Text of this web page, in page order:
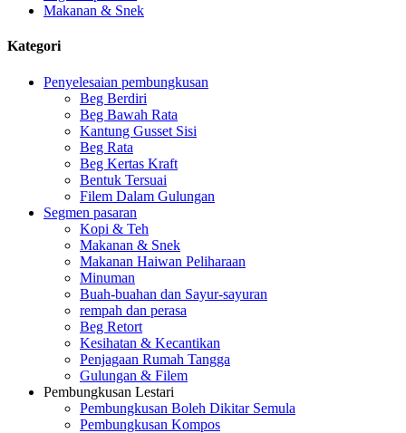
Makanan & Snek
Kategori
Penyelesaian pembungkusan
Beg Berdiri
Beg Bawah Rata
Kantung Gusset Sisi
Beg Rata
Beg Kertas Kraft
Bentuk Tersuai
Filem Dalam Gulungan
Segmen pasaran
Kopi & Teh
Makanan & Snek
Makanan Haiwan Peliharaan
Minuman
Buah-buahan dan Sayur-sayuran
rempah dan perasa
Beg Retort
Kesihatan & Kecantikan
Penjagaan Rumah Tangga
Gulungan & Filem
Pembungkusan Lestari
Pembungkusan Boleh Dikitar Semula
Pembungkusan Kompos